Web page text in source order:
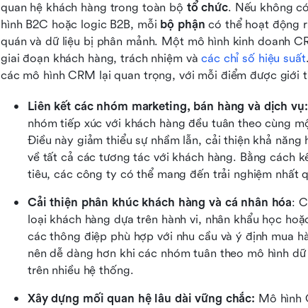
quan hệ khách hàng trong toàn bộ tổ chức. Nếu không
hình B2C hoặc logic B2B, mỗi bộ phận có thể hoạt động
quán và dữ liệu bị phân mảnh. Một mô hình kinh doanh
giai đoạn khách hàng, trách nhiệm và các chỉ số hiệu suất
các mô hình CRM lại quan trọng, với mỗi điểm được giới
Liên kết các nhóm marketing, bán hàng và dịch vụ:
nhóm tiếp xúc với khách hàng đều tuân theo cùng
Điều này giảm thiểu sự nhầm lẫn, cải thiện khả
về tất cả các tương tác với khách hàng. Bằng cách
tiêu, các công ty có thể mang đến trải nghiệm nhất
Cải thiện phân khúc khách hàng và cá nhân hóa:
loại khách hàng dựa trên hành vi, nhân khẩu học
các thông điệp phù hợp với nhu cầu và ý định mua
nên dễ dàng hơn khi các nhóm tuân theo mô hình
trên nhiều hệ thống.
Xây dựng mối quan hệ lâu dài vững chắc: Mô hình